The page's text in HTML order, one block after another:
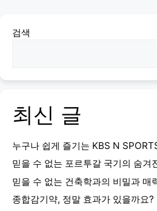
검색
최신 글
누구나 쉽게 즐기는 KBS N
믿을 수 없는 포르투갈 국기의 숨겨
믿을 수 없는 건축학과의 비밀과 매
종합감기약, 정말 효과가 있을까요?